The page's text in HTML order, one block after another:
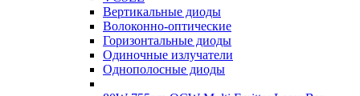
Вертикальные диоды
Волоконно-оптические
Горизонтальные диоды
Одиночные излучатели
Однополосные диоды